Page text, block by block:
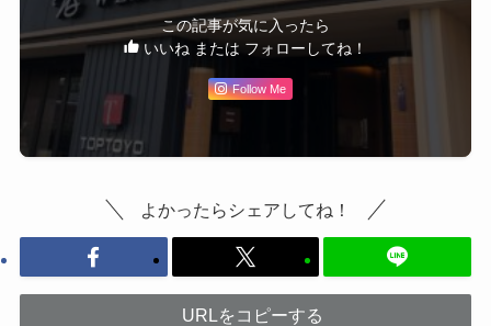
この記事が気に入ったら
いいね または フォローしてね！
Follow Me
よかったらシェアしてね！
URLをコピーする